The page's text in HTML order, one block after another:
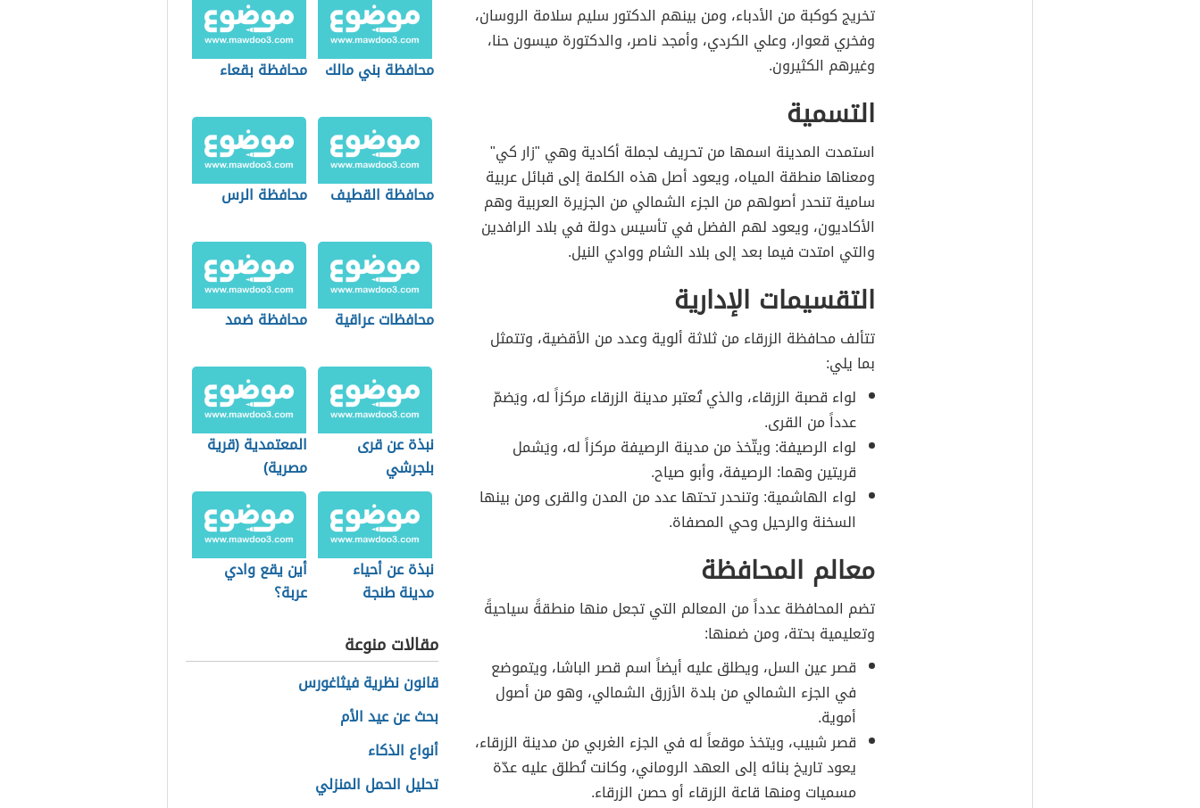
تخريج كوكبة من الأدباء، ومن بينهم الدكتور سليم سلامة الروسان،
وفخري قعوار، وعلي الكردي، وأمجد ناصر، والدكتورة ميسون حنا،
وغيرهم الكثيرون.
التسمية
استمدت المدينة اسمها من تحريف لجملة أكادية وهي "زار كي"
ومعناها منطقة المياه، ويعود أصل هذه الكلمة إلى قبائل عربية
سامية تنحدر أصولهم من الجزء الشمالي من الجزيرة العربية وهم
الأكاديون، ويعود لهم الفضل في تأسيس دولة في بلاد الرافدين
والتي امتدت فيما بعد إلى بلاد الشام ووادي النيل.
التقسيمات الإدارية
تتألف محافظة الزرقاء من ثلاثة ألوية وعدد من الأقضية، وتتمثل
بما يلي:
لواء قصبة الزرقاء، والذي تُعتبر مدينة الزرقاء مركزاً له، ويَضمّ
عدداً من القرى.
لواء الرصيفة: ويتّخذ من مدينة الرصيفة مركزاً له، ويَشمل
قريتين وهما: الرصيفة، وأبو صياح.
لواء الهاشمية: وتنحدر تحتها عدد من المدن والقرى ومن بينها
السخنة والرحيل وحي المصفاة.
معالم المحافظة
تضم المحافظة عدداً من المعالم التي تجعل منها منطقةً سياحيةً
وتعليمية بحتة، ومن ضمنها:
قصر عين السل، ويطلق عليه أيضاً اسم قصر الباشا، ويتموضع
في الجزء الشمالي من بلدة الأزرق الشمالي، وهو من أصول
أموية.
قصر شبيب، ويتخذ موقعاً له في الجزء الغربي من مدينة الزرقاء،
يعود تاريخ بنائه إلى العهد الروماني، وكانت تُطلق عليه عدّة
مسميات ومنها قاعة الزرقاء أو حصن الزرقاء.
محافظة بني مالك محافظة بقعاء
محافظة القطيف محافظة الرس
محافظات عراقية محافظة ضمد
نبذة عن قرى
بلجرشي
المعتمدية (قرية
مصرية)
نبذة عن أحياء
مدينة طنجة
أين يقع وادي
عربة؟
مقالات منوعة
قانون نظرية فيثاغورس
بحث عن عيد الأم
أنواع الذكاء
تحليل الحمل المنزلي